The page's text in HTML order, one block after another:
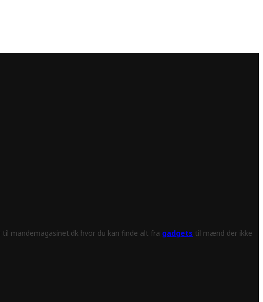
til mandemagasinet.dk hvor du kan finde alt fra gadgets til mænd der ikke